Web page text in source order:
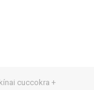
cuccokra +